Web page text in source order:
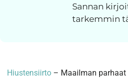
Sannan
tarkemmin
Hiustensiirto– Maailman